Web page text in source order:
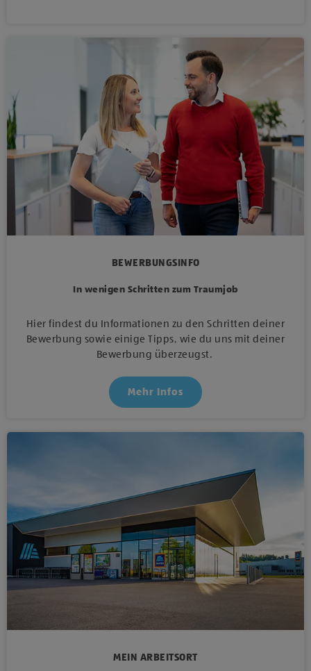
BEWERBUNGSINFO
In wenigen Schritten zum Traumjob
Hier findest du Informationen zu den Schritten deiner
Bewerbung sowie einige Tipps, wie du uns mit deiner
Bewerbung überzeugst.
Mehr Infos
MEIN ARBEITSORT